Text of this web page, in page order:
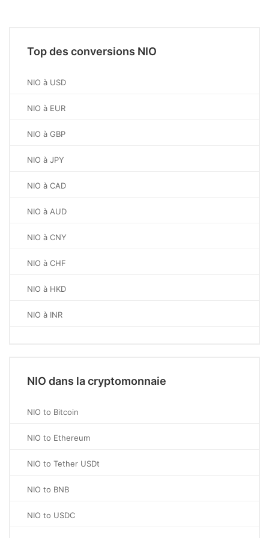
Top des conversions NIO
NIO à USD
NIO à EUR
NIO à GBP
NIO à JPY
NIO à CAD
NIO à AUD
NIO à CNY
NIO à CHF
NIO à HKD
NIO à INR
NIO dans la cryptomonnaie
NIO to Bitcoin
NIO to Ethereum
NIO to Tether USDt
NIO to BNB
NIO to USDC